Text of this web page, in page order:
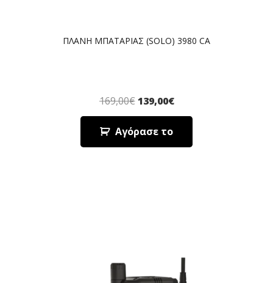
ΠΛΑΝΗ ΜΠΑΤΑΡΙΑΣ (SOLO) 3980 CA
169,00€ 139,00€
Αγόρασε το